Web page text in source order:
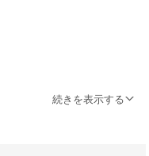
続きを表示する